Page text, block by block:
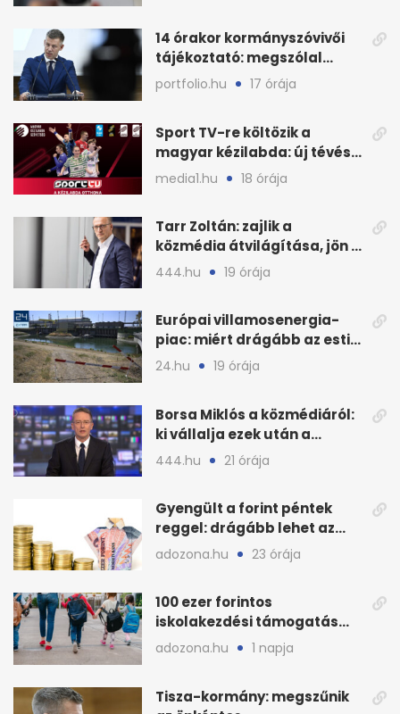
14 órakor kormányszóvivői
tájékoztató: megszólal
Magyar Péter is
portfolio.hu 17 órája
Sport TV-re költözik a
magyar kézilabda: új tévés
megállapodás
media1.hu 18 órája
Tarr Zoltán: zajlik a
közmédia átvilágítása, jön a
nyilvános véleményezés
444.hu 19 órája
Európai villamosenergia-
piac: miért drágább az esti
áram Magyarországon
24.hu 19 órája
Borsa Miklós a közmédiáról:
ki vállalja ezek után a
munkát?
444.hu 21 órája
Gyengült a forint péntek
reggel: drágább lehet az
euró és a dollár
adozona.hu 23 órája
100 ezer forintos
iskolakezdési támogatás
2026 őszén: adózás,
munkáltatói plusz
adozona.hu 1 napja
Tisza-kormány: megszűnik